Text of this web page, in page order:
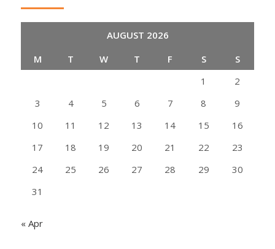
AUGUST 2026
M
T W T F S
S
1
2
3
4 5 6 7 8
9
10
11 12 13 14 15
16
17
18 19 20 21 22
23
24
25 26 27 28 29
30
31
« Apr